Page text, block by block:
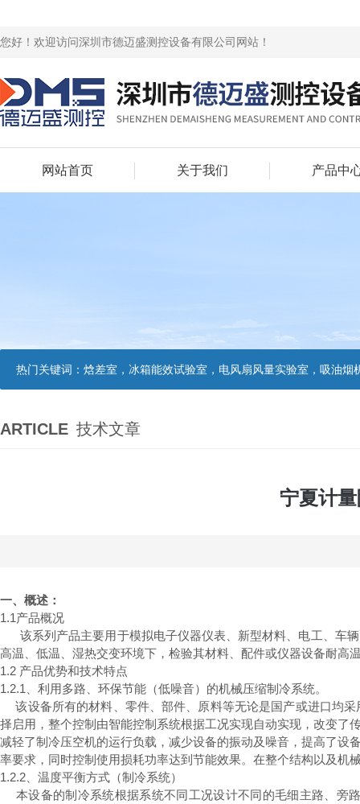
您好！欢迎访问深圳市德迈盛测控设备有限公司网站！
网站首页 关于我们 产品中
热门关键词： 焓差室，冰箱能效试验室，电风扇风量实验室，吸油烟机油脂分离度试验装置，吸油烟机空气性能试验装置，吸油烟机气味
ARTICLE 技术文章
宁夏计
一、概述：
1.1产品概况
该系列产品主要用于模拟电子仪器仪表、新型材料、电工、车
高温、低温、湿热交变环境下，检验其材料、配件或仪器设备耐高
1.2 产品优势和技术特点
1.2.1、利用多路、环保节能（低噪音）的机械压缩制冷系统。
该设备所有的材料、零件、部件、原料等无论是国产或进口均
择启用，整个控制由智能控制系统根据工况实现自动实现，改变
减轻了制冷压空机的运行负载，减少设备的振动及噪音，提高了
率要求，同时控制使用损耗功率达到节能效果。在整个结构以及
1.2.2、温度平衡方式（制冷系统）
本设备的制冷系统根据系统不同工况设计不同的毛细主路、旁